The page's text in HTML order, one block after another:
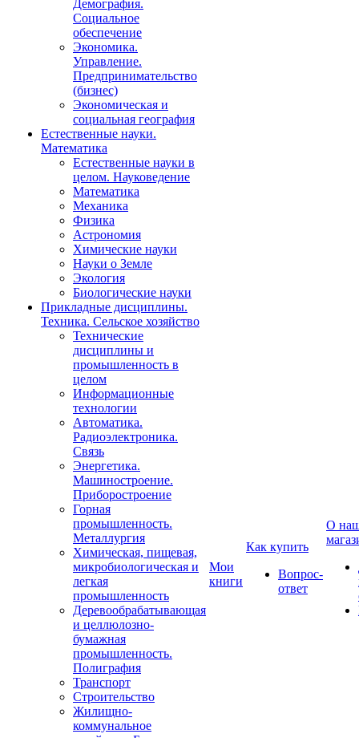
Демография.
Социальное
обеспечение
Экономика.
Управление.
Предпринимательство
(бизнес)
Экономическая и
социальная география
Естественные науки.
Математика
Естественные науки в
целом. Науковедение
Математика
Механика
Физика
Астрономия
Химические науки
Науки о Земле
Экология
Биологические науки
Прикладные дисциплины.
Техника. Сельское хозяйство
Технические
дисциплины и
промышленность в
целом
Информационные
технологии
Автоматика.
Радиоэлектроника.
Связь
Энергетика.
Машиностроение.
Приборостроение
Горная
промышленность.
Металлургия
Химическая, пищевая,
микробиологическая и
легкая
промышленность
Деревообрабатывающая
и целлюлозно-
бумажная
промышленность.
Полиграфия
Транспорт
Строительство
Жилищно-
коммунальное
Мои
книги
Как купить
Вопрос-
ответ
О